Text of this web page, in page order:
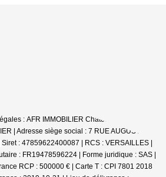
: AFR IMMOBILIER Chatou | Raison
| Adresse siège social : 7 RUE AUGUSTE
: 47859622400087 | RCS : VERSAILLES |
: FR19478596224 | Forme juridique : SAS |
RCP : 500000 € | Carte T : CPI 7801 2018